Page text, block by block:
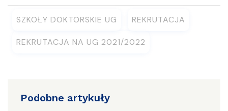
SZKOŁY DOKTORSKIE UG REKRUTACJA
REKRUTACJA NA UG 2021/2022
Podobne artykuły